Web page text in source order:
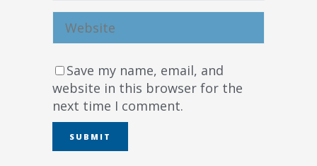
Save my name, email, and
website in this browser for the
next time I comment.